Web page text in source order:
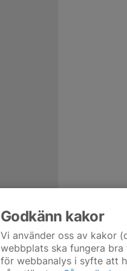
Godkänn kakor
Vi använder oss av kakor
webbplats ska fungera
för webbanalys i syfte att